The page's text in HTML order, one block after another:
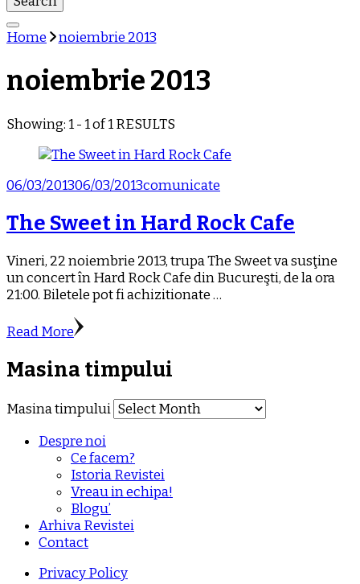
Home noiembrie 2013
noiembrie 2013
Showing: 1 - 1 of 1 RESULTS
06/03/201306/03/2013comunicate
The Sweet in Hard Rock Cafe
Vineri, 22 noiembrie 2013, trupa The Sweet va susţine
un concert în Hard Rock Cafe din Bucureşti, de la ora
21:00. Biletele pot fi achizitionate …
Read More
Masina timpului
Masina timpului
Despre noi
Ce facem?
Istoria Revistei
Vreau in echipa!
Blogu’
Arhiva Revistei
Contact
Privacy Policy